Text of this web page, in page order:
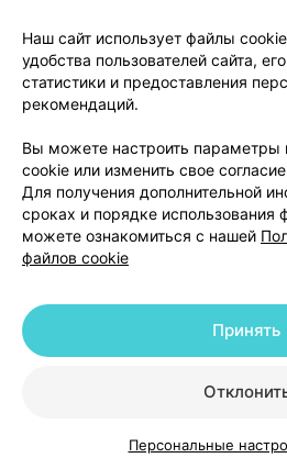
О проекте
Размещение рекламы
Публичный договор
Способы оплаты
Написать
Написать в
Персональные
© 2026 ООО «Артокс Лаб», УНП 191700409 |
+375 291212755
Наш сайт использует файлы
удобства пользователей сайта,
статистики и предоставления
рекомендаций.
Вы можете настроить параметры
cookie или изменить свое
Для получения дополнительной
сроках и порядке использования
можете ознакомиться с нашей
файлов cookie
Принять
Персональные